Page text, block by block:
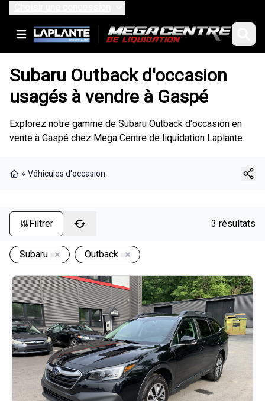
Subaru Outback d'occasion
usagés à vendre à Gaspé
Explorez notre gamme de Subaru Outback d'occasion en
vente à Gaspé chez Mega Centre de liquidation Laplante.
» Véhicules d'occasion
Filtrer 3 résultats
Subaru Outback